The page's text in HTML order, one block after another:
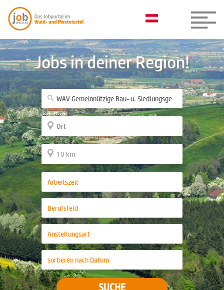
Jobs in deiner Region!
SUCHE